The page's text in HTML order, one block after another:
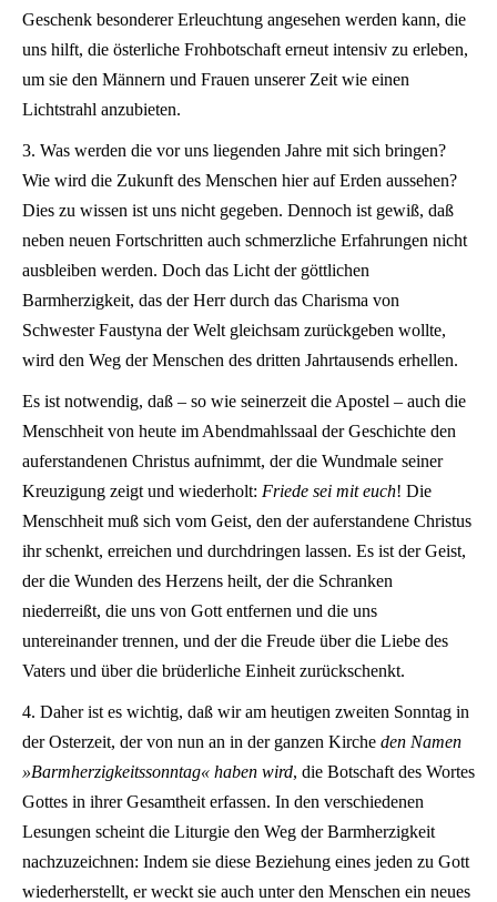
Geschenk besonderer Erleuchtung angesehen werden kann, die
uns hilft, die österliche Frohbotschaft erneut intensiv zu erleben,
um sie den Männern und Frauen unserer Zeit wie einen
Lichtstrahl anzubieten.
3. Was werden die vor uns liegenden Jahre mit sich bringen?
Wie wird die Zukunft des Menschen hier auf Erden aussehen?
Dies zu wissen ist uns nicht gegeben. Dennoch ist gewiß, daß
neben neuen Fortschritten auch schmerzliche Erfahrungen nicht
ausbleiben werden. Doch das Licht der göttlichen
Barmherzigkeit, das der Herr durch das Charisma von
Schwester Faustyna der Welt gleichsam zurückgeben wollte,
wird den Weg der Menschen des dritten Jahrtausends erhellen.
Es ist notwendig, daß – so wie seinerzeit die Apostel – auch die
Menschheit von heute im Abendmahlssaal der Geschichte den
auferstandenen Christus aufnimmt, der die Wundmale seiner
Kreuzigung zeigt und wiederholt: Friede sei mit euch! Die
Menschheit muß sich vom Geist, den der auferstandene Christus
ihr schenkt, erreichen und durchdringen lassen. Es ist der Geist,
der die Wunden des Herzens heilt, der die Schranken
niederreißt, die uns von Gott entfernen und die uns
untereinander trennen, und der die Freude über die Liebe des
Vaters und über die brüderliche Einheit zurückschenkt.
4. Daher ist es wichtig, daß wir am heutigen zweiten Sonntag in
der Osterzeit, der von nun an in der ganzen Kirche den Namen
»Barmherzigkeitssonntag« haben wird, die Botschaft des Wortes
Gottes in ihrer Gesamtheit erfassen. In den verschiedenen
Lesungen scheint die Liturgie den Weg der Barmherzigkeit
nachzuzeichnen: Indem sie diese Beziehung eines jeden zu Gott
wiederherstellt, er weckt sie auch unter den Menschen ein neues